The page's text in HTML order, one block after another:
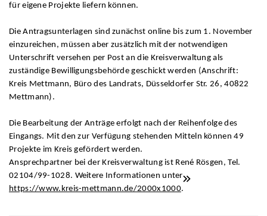
für eigene Projekte liefern können.
Die Antragsunterlagen sind zunächst online bis zum 1. November
einzureichen, müssen aber zusätzlich mit der notwendigen
Unterschrift versehen per Post an die Kreisverwaltung als
zuständige Bewilligungsbehörde geschickt werden (Anschrift:
Kreis Mettmann, Büro des Landrats, Düsseldorfer Str. 26, 40822
Mettmann).
Die Bearbeitung der Anträge erfolgt nach der Reihenfolge des
Eingangs. Mit den zur Verfügung stehenden Mitteln können 49
Projekte im Kreis gefördert werden.
Ansprechpartner bei der Kreisverwaltung ist René Rösgen, Tel.
02104/99-1028. Weitere Informationen unter
https://www.kreis-mettmann.de/2000x1000.